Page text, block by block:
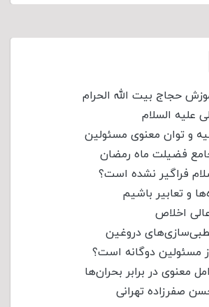
حجاج بیت الله الحرام
علیه السلام
و توان معنوی مسئولین
فضیلت ماه رمضان
فراگیر نشده است؟
و تعابیر باشیم
اخلاص
دروغین
مسئولین دوگانه است؟
معنوی در برابر بحران‌ها
صفرزاده تهرانی